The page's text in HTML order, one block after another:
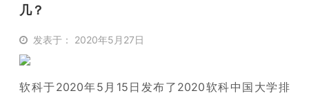
几？
发表于： 2020年5月27日
软科于2020年5月15日发布了2020软科中国大学排